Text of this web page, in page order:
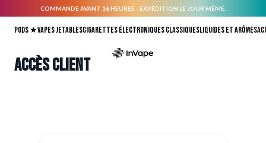
COMMANDE AVANT 16 HEURES - EXPÉDITION LE JOUR MÊME.
Pods ★Vapes jetablesCigarettes électroniques classiquesLiquides et arômes
Accès client